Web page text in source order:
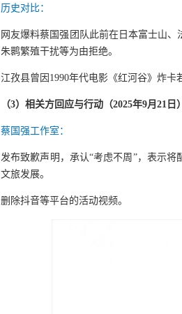
历史对比：
网友爆料蔡国强团队此前在日本富士山
朱鹮繁殖干扰等为由拒绝。
江孜县曾因1990年代电影《红河谷》炸卡
（3） 相关方回应与行动（2025年9月21日）
蔡国强工作室：
发布致歉声明，承认“考虑不周”，表示
文旅发展。
删除抖音等平台的活动视频。